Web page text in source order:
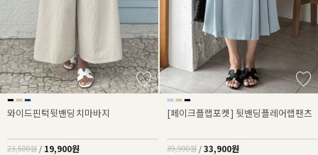
와이드핀턱뒷밴딩치마바지
23,500원 / 19,900원
[페이크플랩포켓] 뒷밴딩플레어랩팬츠
39,900원 / 33,900원